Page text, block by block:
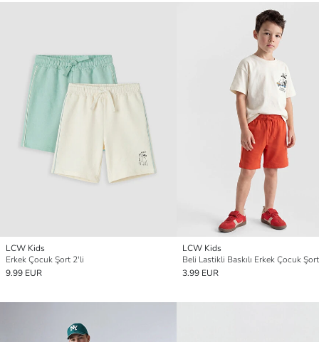
LCW Kids
Erkek Çocuk Şort 2'li
9.99 EUR
LCW Kids
Beli Lastikli Baskılı Erkek Çocuk Şort
3.99 EUR